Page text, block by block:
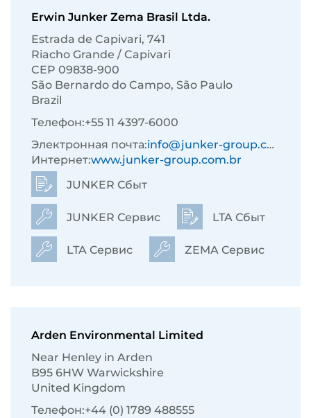
Erwin Junker Zema Brasil Ltda.
Estrada de Capivari, 741
Riacho Grande / Capivari
CEP 09838-900
São Bernardo do Campo, São Paulo
Brazil
Телефон:+55 11 4397-6000
Электронная почта:info@junker-group.com.br
Интернет:www.junker-group.com.br
JUNKER Сбыт
JUNKER Сервис LTA Сбыт
LTA Сервис ZEMA Сервис
Arden Environmental Limited
Near Henley in Arden
B95 6HW Warwickshire
United Kingdom
Телефон:+44 (0) 1789 488555